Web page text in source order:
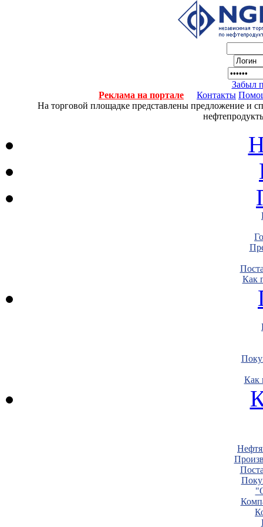
Забыл
Реклама на портале
Контакты
На торговой площадке представлены предложение и
Как
Как